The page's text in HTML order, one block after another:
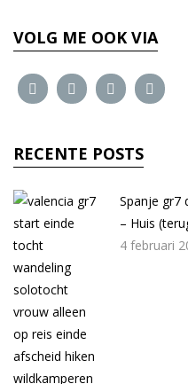
VOLG ME OOK VIA
RECENTE POSTS
Spanje gr7
– Huis
4 februari